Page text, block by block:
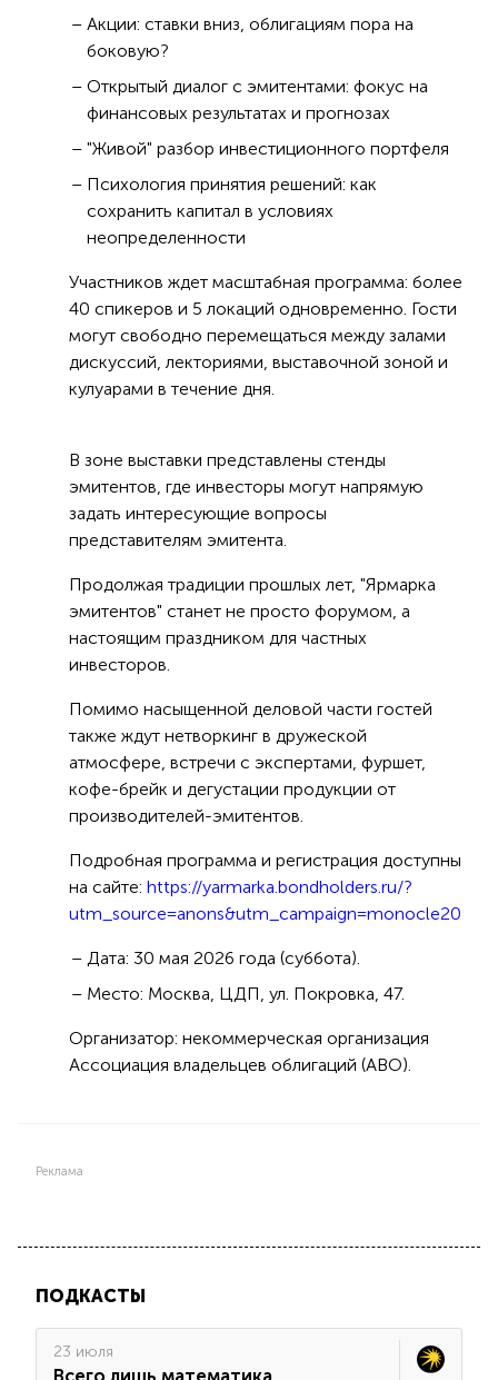
Акции: ставки вниз, облигациям пора на
боковую?
Открытый диалог с эмитентами: фокус на
финансовых результатах и прогнозах
"Живой" разбор инвестиционного портфеля
Психология принятия решений: как
сохранить капитал в условиях
неопределенности
Участников ждет масштабная программа: более
40 спикеров и 5 локаций одновременно. Гости
могут свободно перемещаться между залами
дискуссий, лекториями, выставочной зоной и
кулуарами в течение дня.
В зоне выставки представлены стенды
эмитентов, где инвесторы могут напрямую
задать интересующие вопросы
представителям эмитента.
Продолжая традиции прошлых лет, "Ярмарка
эмитентов" станет не просто форумом, а
настоящим праздником для частных
инвесторов.
Помимо насыщенной деловой части гостей
также ждут нетворкинг в дружеской
атмосфере, встречи с экспертами, фуршет,
кофе-брейк и дегустации продукции от
производителей-эмитентов.
Подробная программа и регистрация доступны
на сайте: https://yarmarka.bondholders.ru/?
utm_source=anons&utm_campaign=monocle20
Дата: 30 мая 2026 года (суббота).
Место: Москва, ЦДП, ул. Покровка, 47.
Организатор: некоммерческая организация
Ассоциация владельцев облигаций (АВО).
Реклама
ПОДКАСТЫ
23 июля
Всего лишь математика